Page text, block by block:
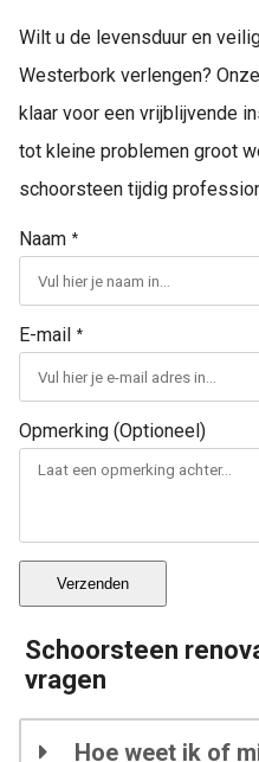
Wilt u de levensduur en
Westerbork verlengen?
klaar voor een vrijblijvende
tot kleine problemen groot
schoorsteen tijdig
Naam *
E-mail *
Opmerking (Optioneel)
Verzenden
Schoorsteen
vragen
Hoe weet ik of